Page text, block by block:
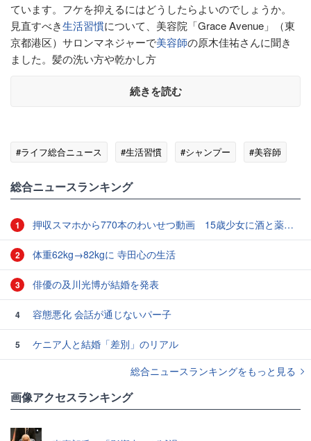
ています。フケを抑えるにはどうしたらよいのでしょうか。
見直すべき生活習慣について、美容院「Grace Avenue」（東
京都港区）サロンマネジャーで美容師の原木佳祐さんに聞き
ました。髪の洗い方や乾かし方
続きを読む
#ライフ総合ニュース #生活習慣 #シャンプー #美容師
総合ニュースランキング
1 押収スマホから770本のわいせつ動画 15歳少女に酒と薬飲ませ性的暴行か 54歳男を再逮捕 「薬もありますよ」とSNSで誘い出し
2 体重62kg→82kgに 寺田心の生活
3 俳優の及川光博が結婚を発表
4 容態悪化 会話が通じないパー子
5
ケニア人と結婚「差別」のリアル
総合ニュースランキングをもっと見る
画像アクセスランキング